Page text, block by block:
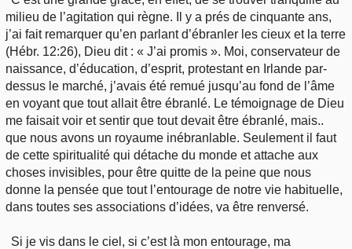
milieu de l’agitation qui règne. Il y a prés de cinquante ans,
j’ai fait remarquer qu’en parlant d’ébranler les cieux et la terre
(Hébr. 12:26), Dieu dit : « J’ai promis ». Moi, conservateur de
naissance, d’éducation, d’esprit, protestant en Irlande par-
dessus le marché, j’avais été remué jusqu’au fond de l’âme
en voyant que tout allait être ébranlé. Le témoignage de Dieu
me faisait voir et sentir que tout devait être ébranlé, mais..
que nous avons un royaume inébranlable. Seulement il faut
de cette spiritualité qui détache du monde et attache aux
choses invisibles, pour être quitte de la peine que nous
donne la pensée que tout l’entourage de notre vie habituelle,
dans toutes ses associations d’idées, va être renversé.
Si je vis dans le ciel, si c’est là mon entourage, ma